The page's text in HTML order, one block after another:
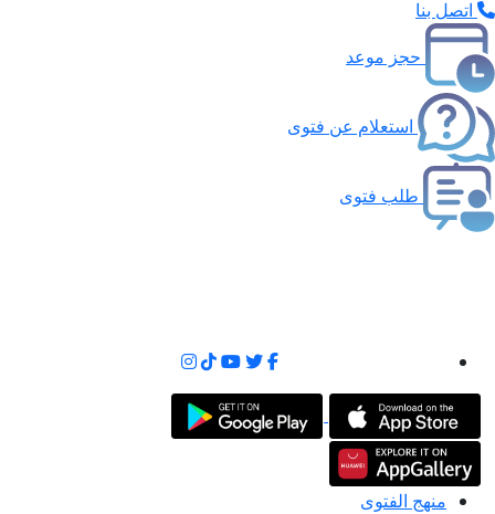
اتصل بنا
حجز موعد
استعلام عن فتوى
طلب فتوى
منهج الفتوى